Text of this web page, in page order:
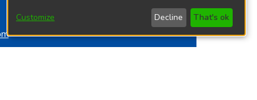
Customize Decline That's ok